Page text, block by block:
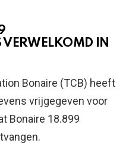
VERWELKOMD IN
Bonaire (TCB) heeft
vrijgegeven voor
Bonaire 18.899